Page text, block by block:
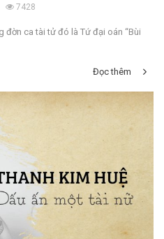
7428
ca tài tử đó là Tứ đại oán “Bùi
Đọc thêm